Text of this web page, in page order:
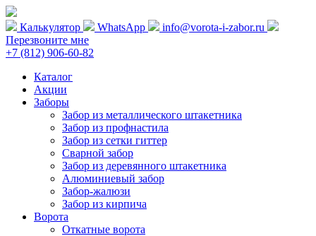
Калькулятор WhatsApp
info@vorota-i-zabor.ru
Перезвоните мне
+7 (812) 906-60-82
Каталог
Акции
Заборы
Забор из металлического штакетника
Забор из профнастила
Забор из сетки гиттер
Сварной забор
Забор из деревянного штакетника
Алюминиевый забор
Забор-жалюзи
Забор из кирпича
Ворота
Откатные ворота